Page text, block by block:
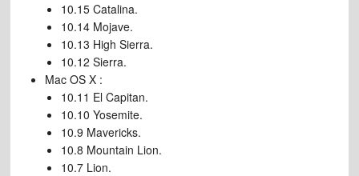
10.15 Catalina.
10.14 Mojave.
10.13 High Sierra.
10.12 Sierra.
Mac OS X :
10.11 El Capitan.
10.10 Yosemite.
10.9 Mavericks.
10.8 Mountain Lion.
10.7 Lion.